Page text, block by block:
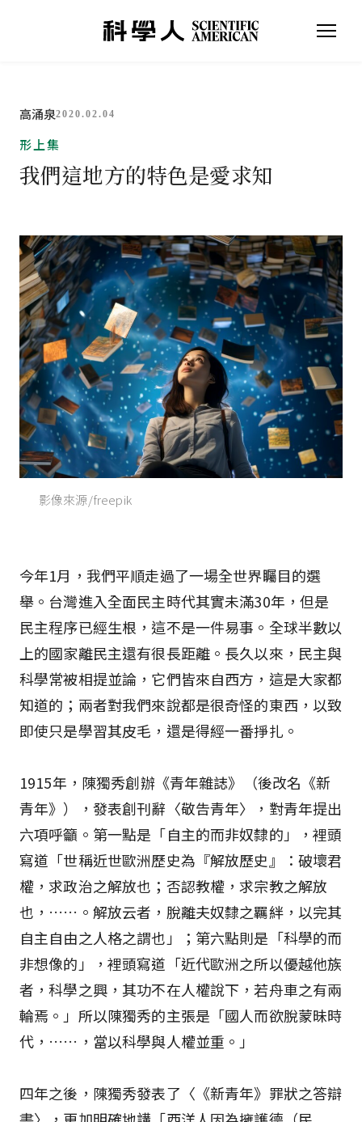
高涌泉2020.02.04
形上集
我們這地方的特色是愛求知
影像來源/freepik
今年1月，我們平順走過了一場全世界矚目的選
舉。台灣進入全面民主時代其實未滿30年，但是
民主程序已經生根，這不是一件易事。全球半數以
上的國家離民主還有很長距離。長久以來，民主與
科學常被相提並論，它們皆來自西方，這是大家都
知道的；兩者對我們來說都是很奇怪的東西，以致
即使只是學習其皮毛，還是得經一番掙扎。
1915年，陳獨秀創辦《青年雜誌》（後改名《新
青年》），發表創刊辭〈敬告青年〉，對青年提出
六項呼籲。第一點是「自主的而非奴隸的」，裡頭
寫道「世稱近世歐洲歷史為『解放歷史』：破壞君
權，求政治之解放也；否認教權，求宗教之解放
也，……。解放云者，脫離夫奴隸之羈絆，以完其
自主自由之人格之謂也」；第六點則是「科學的而
非想像的」，裡頭寫道「近代歐洲之所以優越他族
者，科學之興，其功不在人權說下，若舟車之有兩
輪焉。」所以陳獨秀的主張是「國人而欲脫蒙昧時
代，……，當以科學與人權並重。」
四年之後，陳獨秀發表了〈《新青年》罪狀之答辯